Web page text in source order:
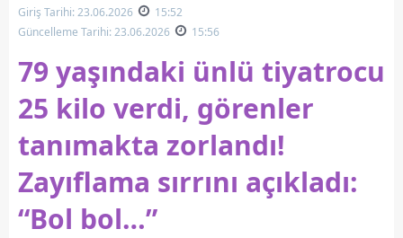
Giriş Tarihi: 23.06.2026
15:52
Güncelleme Tarihi: 23.06.2026
15:56
79 yaşındaki ünlü tiyatrocu
25 kilo verdi, görenler
tanımakta zorlandı!
Zayıflama sırrını açıkladı:
“Bol bol…”